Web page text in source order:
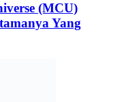
(MCU)
Yang